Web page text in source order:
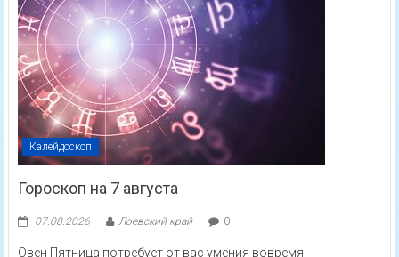
Калейдоскоп
Гороскоп на 7 августа
07.08.2026 Лоевский край 0
Овен Пятница потребует от вас умения вовремя